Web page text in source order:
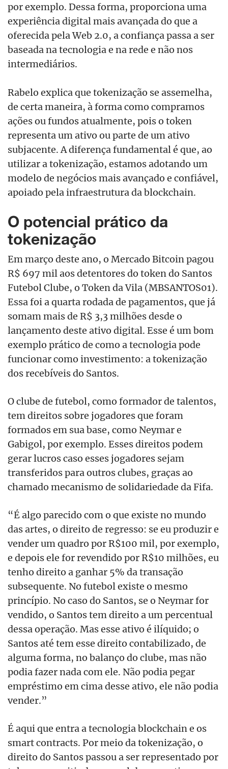
por exemplo. Dessa forma, proporciona uma
experiência digital mais avançada do que a
oferecida pela Web 2.0, a confiança passa a ser
baseada na tecnologia e na rede e não nos
intermediários.
Rabelo explica que tokenização se assemelha,
de certa maneira, à forma como compramos
ações ou fundos atualmente, pois o token
representa um ativo ou parte de um ativo
subjacente. A diferença fundamental é que, ao
utilizar a tokenização, estamos adotando um
modelo de negóciosmais avançado e confiável,
apoiado pela infraestrutura da blockchain.
O potencial prático da
tokenização
Em março deste ano, o Mercado Bitcoin pagou
R$ 697 mil aos detentores do token do Santos
Futebol Clube, o Token da Vila (MBSANTOS01).
Essa foi a quarta rodada de pagamentos, que já
somam mais de R$ 3,3 milhões desde o
lançamento deste ativo digital. Esse é um bom
exemplo prático de como a tecnologia pode
funcionar como investimento: a tokenização
dos recebíveis do Santos.
O clube de futebol, como formador de talentos,
tem direitos sobre jogadores que foram
formados em sua base, como Neymar e
Gabigol, por exemplo. Esses direitos podem
gerar lucros caso esses jogadores sejam
transferidos para outros clubes, graças ao
chamado mecanismo de solidariedade da Fifa.
“É algo parecido com o que existe no mundo
das artes, o direito de regresso: se eu produzir e
vender um quadro por R$100 mil, por exemplo,
e depois ele for revendido por R$10 milhões, eu
tenho direito a ganhar 5% da transação
subsequente. No futebol existe o mesmo
princípio. No caso do Santos, se o Neymar for
vendido, o Santos tem direito a um percentual
dessa operação. Mas esse ativo é ilíquido; o
Santos até tem esse direito contabilizado, de
alguma forma, no balanço do clube, mas não
podiafazer nada com ele. Não podiapegar
empréstimo em cima desse ativo, ele não podia
vender.”
É aqui que entra a tecnologia blockchain e os
smart contracts. Por meio da tokenização, o
direito do Santos passou a ser representado por